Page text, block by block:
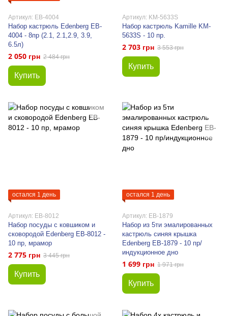
Артикул: EB-4004
Набор кастрюль Edenberg EB-
4004 - 8пр (2.1, 2.1,2.9, 3.9,
6.5л)
2 050 грн 2 484 грн
Купить
Артикул: KM-5633S
Набор кастрюль Kamille KM-
5633S - 10 пр.
2 703 грн 3 553 грн
Купить
остался 1 день
Артикул: EB-8012
Набор посуды с ковшиком и
сковородой Edenberg EB-8012 -
10 пр, мрамор
2 775 грн 3 445 грн
Купить
остался 1 день
Артикул: EB-1879
Набор из 5ти эмалированных
кастрюль синяя крышка
Edenberg EB-1879 - 10 пр/
индукционное дно
1 699 грн 1 971 грн
Купить